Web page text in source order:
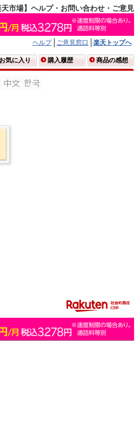
天市場】ヘルプ・お問い合わせ・ご意見
ヘルプ ご意見窓口
楽天トップへ
お気に入り 購入履歴 商品の感想